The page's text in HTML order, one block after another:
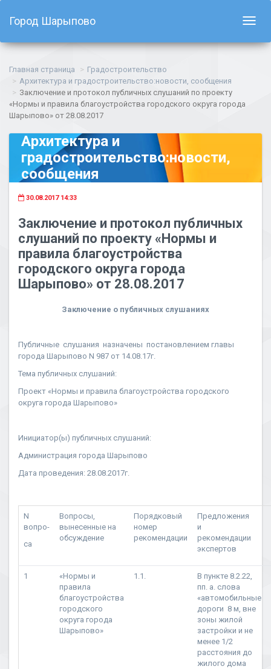
Город Шарыпово
Главная страница
Градостроительство
Архитектура и градостроительство:новости, сообщения
Заключение и протокол публичных слушаний по проекту
«Нормы и правила благоустройства городского округа города
Шарыпово» от 28.08.2017
Архитектура и
градостроительство:новости,
сообщения
30.08.2017 14:33
Заключение и протокол публичных
слушаний по проекту «Нормы и
правила благоустройства
городского округа города
Шарыпово» от 28.08.2017
Заключение о публичных слушаниях
Публичные слушания назначены постановлением главы
города Шарыпово N 987 от 14.08.17г.
Тема публичных слушаний:
Проект «Нормы и правила благоустройства городского
округа города Шарыпово»
Инициатор(ы) публичных слушаний:
Администрация города Шарыпово
Дата проведения: 28.08.2017г.
N
вопро-
са
Вопросы,
вынесенные на
обсуждение
Порядковый
номер
рекомендации
Предложения
и
рекомендации
экспертов
1
«Нормы и
правила
благоустройства
городского
округа города
Шарыпово»
1.1.
В пункте 8.2.22,
пп. а. слова
«автомобильные
дороги 8 м, вне
зоны жилой
застройки и не
менее 1/2
расстояния до
жилого дома